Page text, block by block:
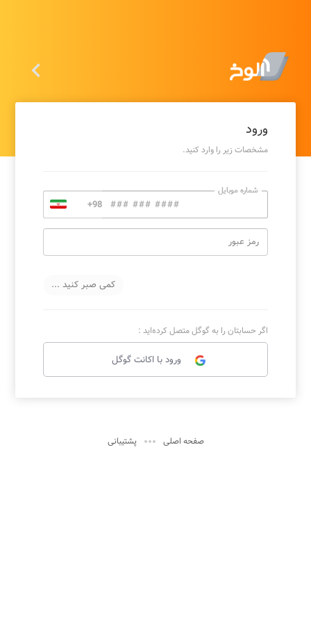

ورود
مشخصات زیر را وارد کنید.
شماره موبایل
رمز عبور
اگر حسابتان را به گوگل متصل کرده‌اید :
ورود با اکانت گوگل
صفحه اصلی  پشتیبانی